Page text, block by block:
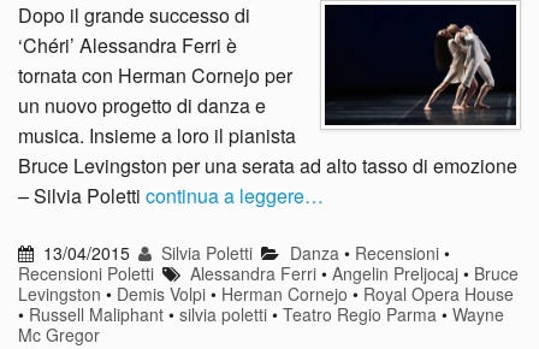
Dopo il grande successo di
‘Chéri’ Alessandra Ferri è
tornata con Herman Cornejo per
un nuovo progetto di danza e
musica. Insieme a loro il pianista
Bruce Levingston per una serata ad alto tasso di emozione
– Silvia Poletti continua a leggere…
13/04/2015 Silvia Poletti Danza• Recensioni•
Recensioni Poletti
Alessandra Ferri •Angelin Preljocaj • Bruce
Levingston • Demis Volpi • Herman Cornejo • Royal Opera House
• Russell Maliphant • silvia poletti • Teatro Regio Parma • Wayne
Mc Gregor